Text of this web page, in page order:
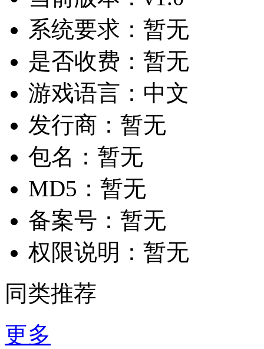
系统要求： 暂无
是否收费： 暂无
游戏语言： 中文
发行商： 暂无
包名： 暂无
MD5： 暂无
备案号： 暂无
权限说明： 暂无
同类推荐
更多